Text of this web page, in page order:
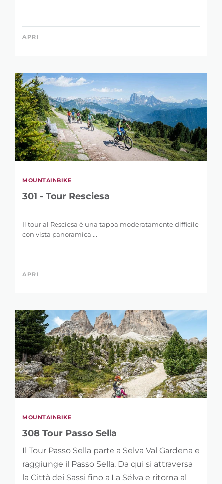
APRI
MOUNTAINBIKE
301 - Tour Resciesa
Il tour al Resciesa è una tappa moderatamente difficile
con vista panoramica ...
APRI
MOUNTAINBIKE
308 Tour Passo Sella
Il Tour Passo Sella parte a Selva Val Gardena e
raggiunge il Passo Sella. Da qui si attraversa
la Città dei Sassi fino a La Sëlva e ritorna al